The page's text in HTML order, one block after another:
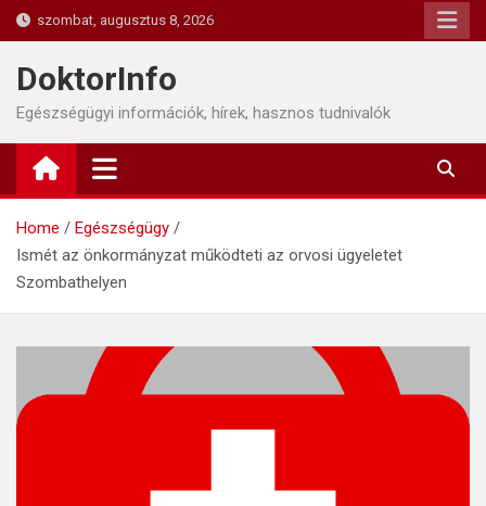
Skip
to
content
szombat, augusztus 8, 2026
DoktorInfo
Egészségügyi információk, hírek, hasznos tudnivalók
Home
Egészségügy
Ismét az önkormányzat működteti az orvosi ügyeletet
Szombathelyen